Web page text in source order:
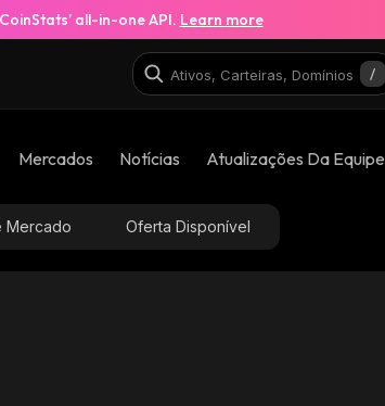
all-in-one API. Learn more
Mercados Notícias Atualizações Da Equipe
Mercado Oferta Disponível